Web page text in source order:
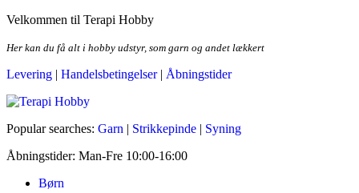
Skip
the
Velkommen til Terapi Hobby
Her kan du få alt i hobby udstyr, som garn og andet lækkert
Levering | Handelsbetingelser| Åbningstider
Terapi Hobby
Popular searches: Garn | Strikkepinde | Syning
Åbningstider: Man-Fre 10:00-16:00
Børn